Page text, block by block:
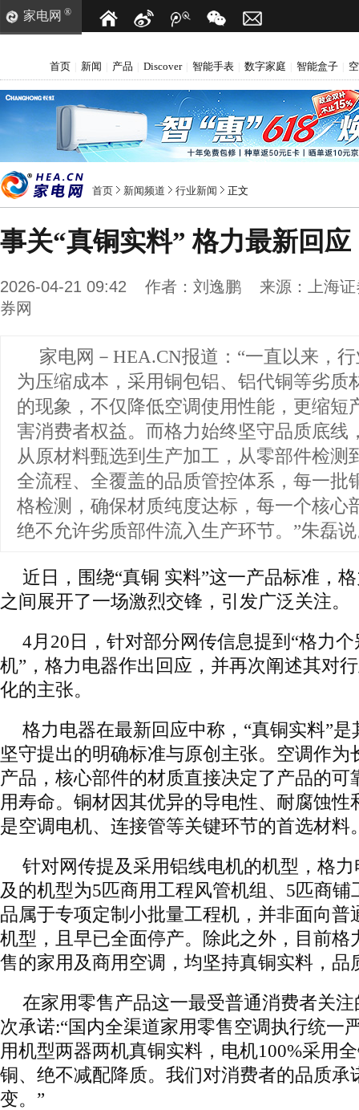
家电网 ®
首页 新闻 产品 Discover 智能手表 数字家庭 智能盒子
首页 新闻频道 行业新闻 正文
事关“真铜实料” 格力最新回应
2026-04-21 09:42 作者： 刘逸鹏 来源：
上海
券网
家电网－HEA.CN报道： “一直以来，
为压缩成本，采用铜包铝、铝代铜等劣质
的现象，不仅降低空调使用性能，更缩短
害消费者权益。而格力始终坚守品质底线
从原材料甄选到生产加工，从零部件检测
全流程、全覆盖的品质管控体系，每一批
格检测，确保材质纯度达标，每一个核心
绝不允许劣质部件流入生产环节。”朱磊
近日，围绕“真铜 实料”这一产品标准，
之间展开了一场激烈交锋，引发广泛关注。
4月20日，针对部分网传信息提到“格力
机”，格力电器作出回应，并再次阐述其对
化的主张。
格力电器在最新回应中称，“真铜实料”
坚守提出的明确标准与原创主张。空调作为
产品，核心部件的材质直接决定了产品的可
用寿命。铜材因其优异的导电性、耐腐蚀性
是空调电机、连接管等关键环节的首选材料
针对网传提及采用铝线电机的机型，格
及的机型为5匹商用工程风管机组、5匹商
品属于专项定制小批量工程机，并非面向普
机型，且早已全面停产。除此之外，目前格
售的家用及商用空调，均坚持真铜实料，品
在家用零售产品这一最受普通消费者关
次承诺:“国内全渠道家用零售空调执行统
用机型两器两机真铜实料，电机100%采用
铜、绝不减配降质。我们对消费者的品质承
变。”